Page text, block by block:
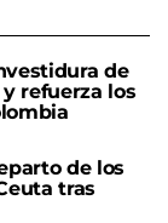
de
refuerza los
de los
tras